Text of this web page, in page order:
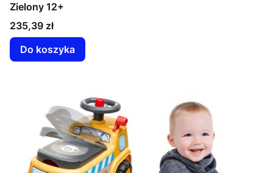
Zielony 12+
Cena
235,39 zł
Do koszyka